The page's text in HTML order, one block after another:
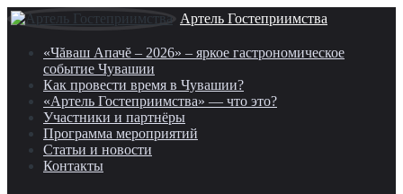
Артель Гостеприимства
«Чăваш Апачĕ – 2026» – яркое гастрономическое
событие Чувашии
Как провести время в Чувашии?
«Артель Гостеприимства» — что это?
Участники и партнёры
Программа мероприятий
Статьи и новости
Контакты